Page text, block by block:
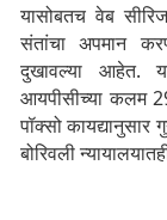
यासोबतच वेब
संतांचा अपमान
दुखावल्या आहेत.
आयपीसीच्या कलम
पॉक्सो
बोरिवली